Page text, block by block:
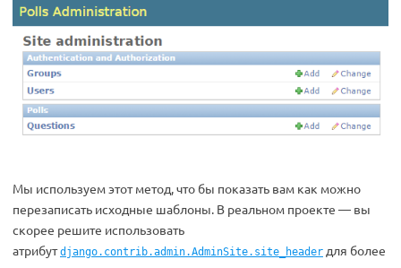
Мы используем этот метод, что бы показать вам как можно
перезаписать исходные шаблоны. В реальном проекте — вы
скорее решите использовать
атрибутdjango.contrib.admin.AdminSite.site_header для более